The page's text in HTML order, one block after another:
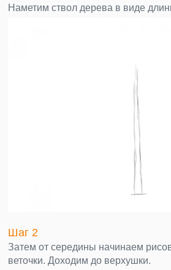
Наметим ствол дерева в виде
Шаг 2
Затем от середины начинаем
веточки. Доходим до верхушки.